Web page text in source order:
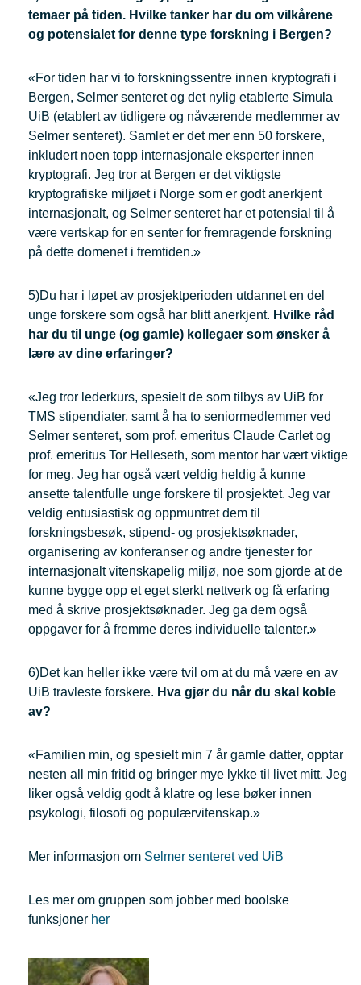
temaer på tiden. Hvilke tanker har du om vilkårene
og potensialet for denne type forskning i Bergen?
«For tiden har vi to forskningssentre innen kryptografi i
Bergen, Selmer senteret og det nylig etablerte Simula
UiB (etablert av tidligere og nåværende medlemmer av
Selmer senteret). Samlet er det mer enn 50 forskere,
inkludert noen topp internasjonale eksperter innen
kryptografi. Jeg tror at Bergen er det viktigste
kryptografiske miljøet i Norge som er godt anerkjent
internasjonalt, og Selmer senteret har et potensial til å
være vertskap for en senter for fremragende forskning
på dette domenet i fremtiden.»
5)Du har i løpet av prosjektperioden utdannet en del
unge forskere som også har blitt anerkjent. Hvilke råd
har du til unge (og gamle) kollegaer som ønsker å
lære av dine erfaringer?
«Jeg tror lederkurs, spesielt de som tilbys av UiB for
TMS stipendiater, samt å ha to seniormedlemmer ved
Selmer senteret, som prof. emeritus Claude Carlet og
prof. emeritus Tor Helleseth, som mentor har vært viktige
for meg. Jeg har også vært veldig heldig å kunne
ansette talentfulle unge forskere til prosjektet. Jeg var
veldig entusiastisk og oppmuntret dem til
forskningsbesøk, stipend- og prosjektsøknader,
organisering av konferanser og andre tjenester for
internasjonalt vitenskapelig miljø, noe som gjorde at de
kunne bygge opp et eget sterkt nettverk og få erfaring
med å skrive prosjektsøknader. Jeg ga dem også
oppgaver for å fremme deres individuelle talenter.»
6)Det kan heller ikke være tvil om at du må være en av
UiB travleste forskere. Hva gjør du når du skal koble
av?
«Familien min, og spesielt min 7 år gamle datter, opptar
nesten all min fritid og bringer mye lykke til livet mitt. Jeg
liker også veldig godt å klatre og lese bøker innen
psykologi, filosofi og populærvitenskap.»
Mer informasjon om Selmer senteret ved UiB
Les mer om gruppen som jobber med boolske
funksjoner her